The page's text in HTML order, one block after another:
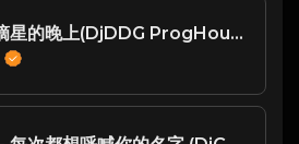
祥哥 - 摘星的晚上(DjDDG ProgHouse Mix粤语男)